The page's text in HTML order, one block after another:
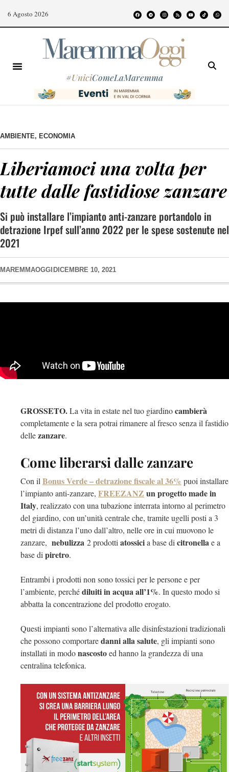
6 Agosto 2026
#UniciComeLaMaremma
AMBIENTE, ECONOMIA
Liberiamoci una volta per
tutte dalle fastidiose zanzare
Si può installare l’impianto anti-zanzare portandolo in
detrazione Irpef sull’anno 2022 per le spese sostenute nel
2021
MAREMMAOGGI DICEMBRE 10, 2021
GROSSETO.La vita in estate nel tuo giardinocambierà
completamente e la sera potrai rimanere al fresco senza il fastidio
dellezanzare.
Come liberarsi dalle zanzare
Con ilBonus Verde – detrazione fiscale al 36% puoi installare
l’impianto anti-zanzare, FREEZANZ un progetto made in
Italy, realizzato con una tubazione interrata intorno al perimetro
del giardino, con un’unità centrale che, tramite ugelli posti a 3
metri di distanza l’uno dall’altro, nelle ore in cui muovono le
zanzare, nebulizza 2 prodottiatossicia base dicitronellae a
base dipiretro.
Entrambi i prodotti non sono tossici per le persone e per
l’ambiente, perchédiluiti in acqua all’1%. In questo modo si
abbatta la concentrazione del prodotto erogato.
Questi impianti sono l’alternativa alle disinfestazioni tradizionali
che possono comportaredanni alla salute, gli impianti sono
installati in modonascostoed hanno la grandezza di una
centralina telefonica.